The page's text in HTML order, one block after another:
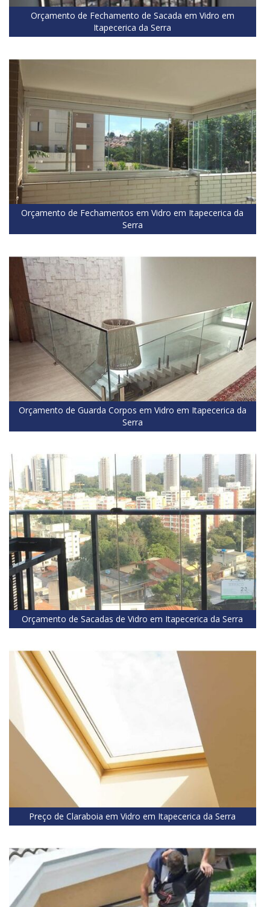
Orçamento de Fechamento de Sacada em Vidro em
Itapecerica da Serra
Orçamento de Fechamentos em Vidro em Itapecerica da
Serra
Orçamento de Guarda Corpos em Vidro em Itapecerica da
Serra
Orçamento de Sacadas de Vidro em Itapecerica da Serra
Preço de Claraboia em Vidro em Itapecerica da Serra